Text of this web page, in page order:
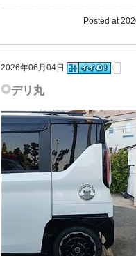
Posted at
2026年06月04日
デリ丸